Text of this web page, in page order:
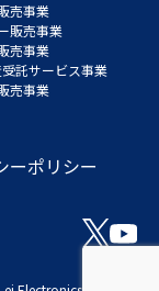
売事業
販売事業
売事業
託サービス事業
売事業
ーポリシー